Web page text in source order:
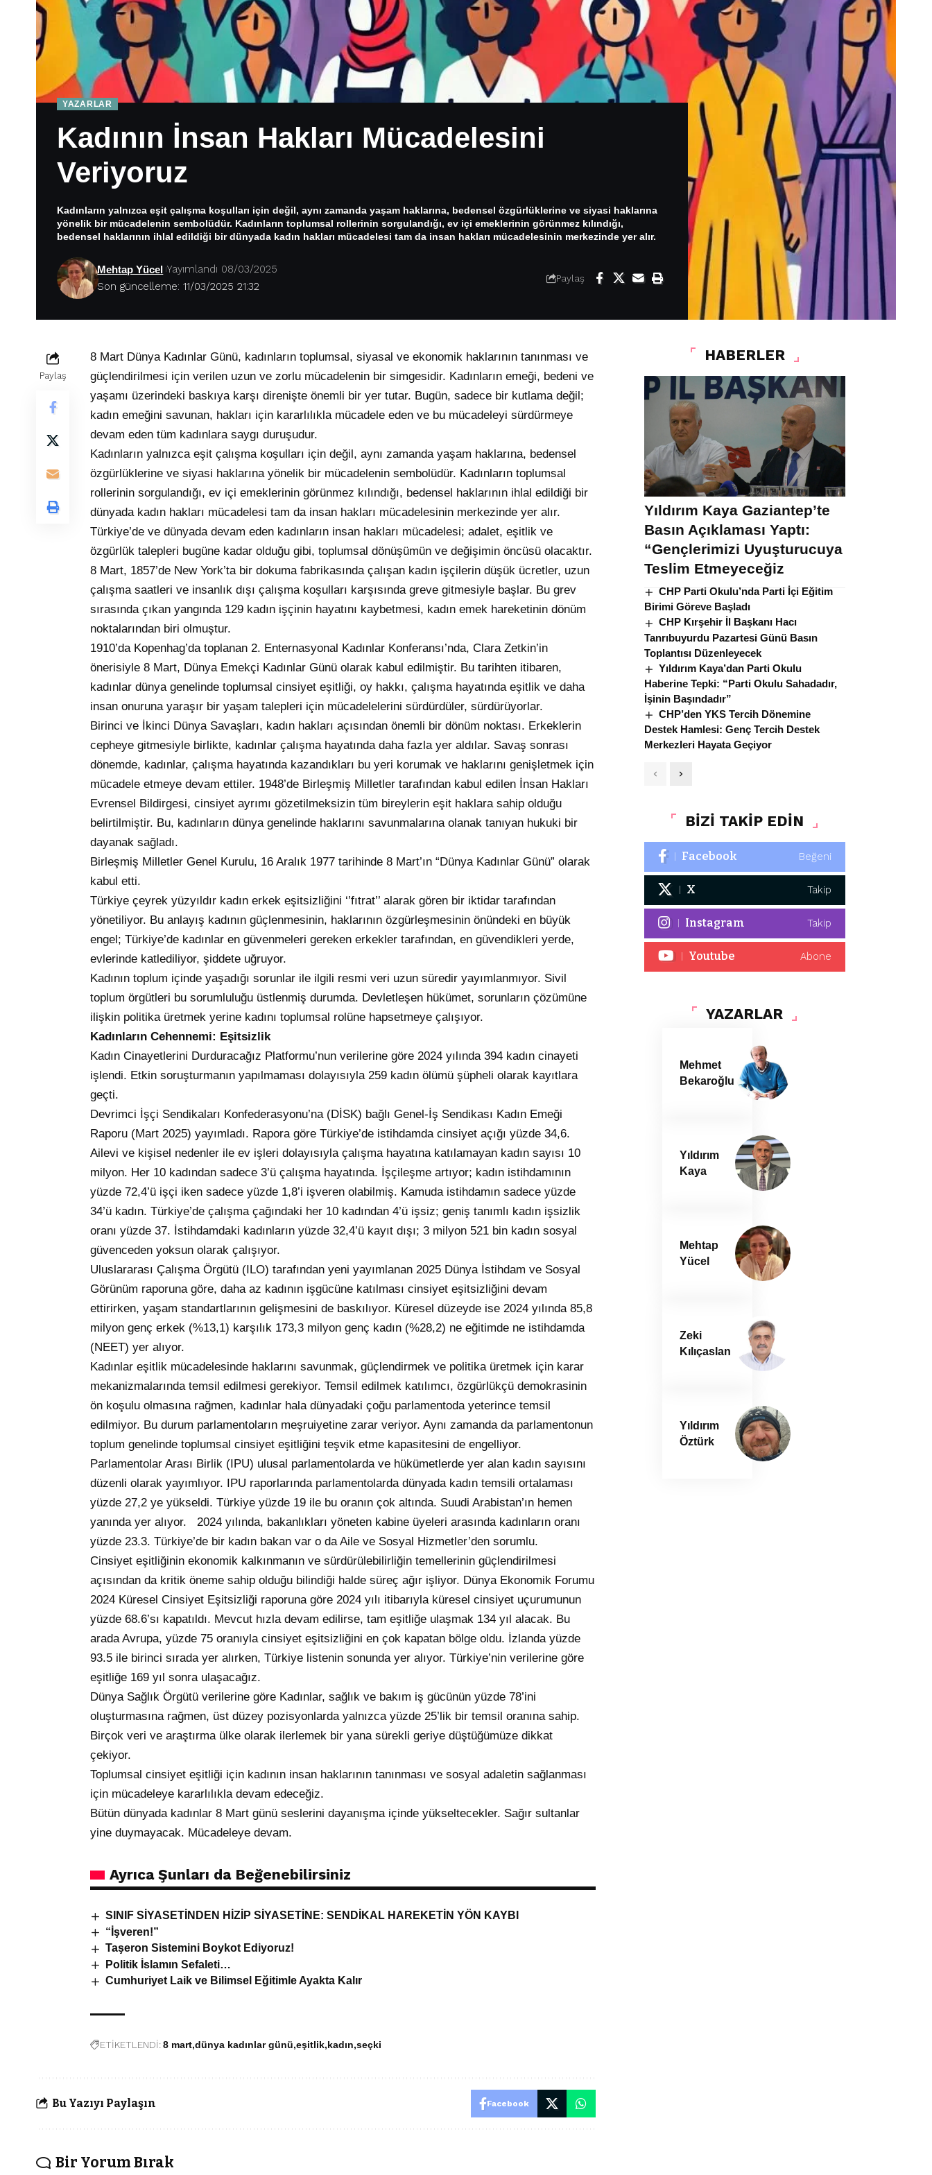
YAZARLAR
Kadının İnsan Hakları Mücadelesini
Veriyoruz
Kadınların yalnızca eşit çalışma koşulları için değil, aynı zamanda yaşam haklarına, bedensel özgürlüklerine ve siyasi haklarına
yönelik bir mücadelenin sembolüdür. Kadınların toplumsal rollerinin sorgulandığı, ev içi emeklerinin görünmez kılındığı,
bedensel haklarının ihlal edildiği bir dünyada kadın hakları mücadelesi tam da insan hakları mücadelesinin merkezinde yer alır.
Son güncelleme: 11/03/2025 21:32
Mehtap Yücel Yayımlandı 08/03/2025
Paylaş
Paylaş
8 Mart Dünya Kadınlar Günü, kadınların toplumsal, siyasal ve ekonomik haklarının tanınması ve
güçlendirilmesi için verilen uzun ve zorlu mücadelenin bir simgesidir. Kadınların emeği, bedeni ve
yaşamı üzerindeki baskıya karşı direnişte önemli bir yer tutar. Bugün, sadece bir kutlama değil;
kadın emeğini savunan, hakları için kararlılıkla mücadele eden ve bu mücadeleyi sürdürmeye
devam eden tüm kadınlara saygı duruşudur.
Kadınların yalnızca eşit çalışma koşulları için değil, aynı zamanda yaşam haklarına, bedensel
özgürlüklerine ve siyasi haklarına yönelik bir mücadelenin sembolüdür. Kadınların toplumsal
rollerinin sorgulandığı, ev içi emeklerinin görünmez kılındığı, bedensel haklarının ihlal edildiği bir
dünyada kadın hakları mücadelesi tam da insan hakları mücadelesinin merkezinde yer alır.
Türkiye’de ve dünyada devam eden kadınların insan hakları mücadelesi; adalet, eşitlik ve
özgürlük talepleri bugüne kadar olduğu gibi, toplumsal dönüşümün ve değişimin öncüsü olacaktır.
8 Mart, 1857’de New York’ta bir dokuma fabrikasında çalışan kadın işçilerin düşük ücretler, uzun
çalışma saatleri ve insanlık dışı çalışma koşulları karşısında greve gitmesiyle başlar. Bu grev
sırasında çıkan yangında 129 kadın işçinin hayatını kaybetmesi, kadın emek hareketinin dönüm
noktalarından biri olmuştur.
1910’da Kopenhag’da toplanan 2. Enternasyonal Kadınlar Konferansı’nda, Clara Zetkin’in
önerisiyle 8 Mart, Dünya Emekçi Kadınlar Günü olarak kabul edilmiştir. Bu tarihten itibaren,
kadınlar dünya genelinde toplumsal cinsiyet eşitliği, oy hakkı, çalışma hayatında eşitlik ve daha
insan onuruna yaraşır bir yaşam talepleri için mücadelelerini sürdürdüler, sürdürüyorlar.
Birinci ve İkinci Dünya Savaşları, kadın hakları açısından önemli bir dönüm noktası. Erkeklerin
cepheye gitmesiyle birlikte, kadınlar çalışma hayatında daha fazla yer aldılar. Savaş sonrası
dönemde, kadınlar, çalışma hayatında kazandıkları bu yeri korumak ve haklarını genişletmek için
mücadele etmeye devam ettiler. 1948’de Birleşmiş Milletler tarafından kabul edilen İnsan Hakları
Evrensel Bildirgesi, cinsiyet ayrımı gözetilmeksizin tüm bireylerin eşit haklara sahip olduğu
belirtilmiştir. Bu, kadınların dünya genelinde haklarını savunmalarına olanak tanıyan hukuki bir
dayanak sağladı.
Birleşmiş Milletler Genel Kurulu, 16 Aralık 1977 tarihinde 8 Mart’ın “Dünya Kadınlar Günü” olarak
kabul etti.
Türkiye çeyrek yüzyıldır kadın erkek eşitsizliğini ‘’fıtrat’’ alarak gören bir iktidar tarafından
yönetiliyor. Bu anlayış kadının güçlenmesinin, haklarının özgürleşmesinin önündeki en büyük
engel; Türkiye’de kadınlar en güvenmeleri gereken erkekler tarafından, en güvendikleri yerde,
evlerinde katlediliyor, şiddete uğruyor.
Kadının toplum içinde yaşadığı sorunlar ile ilgili resmi veri uzun süredir yayımlanmıyor. Sivil
toplum örgütleri bu sorumluluğu üstlenmiş durumda. Devletleşen hükümet, sorunların çözümüne
ilişkin politika üretmek yerine kadını toplumsal rolüne hapsetmeye çalışıyor.
Kadınların Cehennemi: Eşitsizlik
Kadın Cinayetlerini Durduracağız Platformu’nun verilerine göre 2024 yılında 394 kadın cinayeti
işlendi. Etkin soruşturmanın yapılmaması dolayısıyla 259 kadın ölümü şüpheli olarak kayıtlara
geçti.
Devrimci İşçi Sendikaları Konfederasyonu’na (DİSK) bağlı Genel-İş Sendikası Kadın Emeği
Raporu (Mart 2025) yayımladı. Rapora göre Türkiye’de istihdamda cinsiyet açığı yüzde 34,6.
Ailevi ve kişisel nedenler ile ev işleri dolayısıyla çalışma hayatına katılamayan kadın sayısı 10
milyon. Her 10 kadından sadece 3’ü çalışma hayatında. İşçileşme artıyor; kadın istihdamının
yüzde 72,4’ü işçi iken sadece yüzde 1,8’i işveren olabilmiş. Kamuda istihdamın sadece yüzde
34’ü kadın. Türkiye’de çalışma çağındaki her 10 kadından 4’ü işsiz; geniş tanımlı kadın işsizlik
oranı yüzde 37. İstihdamdaki kadınların yüzde 32,4’ü kayıt dışı; 3 milyon 521 bin kadın sosyal
güvenceden yoksun olarak çalışıyor.
Uluslararası Çalışma Örgütü (ILO) tarafından yeni yayımlanan 2025 Dünya İstihdam ve Sosyal
Görünüm raporuna göre, daha az kadının işgücüne katılması cinsiyet eşitsizliğini devam
ettirirken, yaşam standartlarının gelişmesini de baskılıyor. Küresel düzeyde ise 2024 yılında 85,8
milyon genç erkek (%13,1) karşılık 173,3 milyon genç kadın (%28,2) ne eğitimde ne istihdamda
(NEET) yer alıyor.
Kadınlar eşitlik mücadelesinde haklarını savunmak, güçlendirmek ve politika üretmek için karar
mekanizmalarında temsil edilmesi gerekiyor. Temsil edilmek katılımcı, özgürlükçü demokrasinin
ön koşulu olmasına rağmen, kadınlar hala dünyadaki çoğu parlamentoda yeterince temsil
edilmiyor. Bu durum parlamentoların meşruiyetine zarar veriyor. Aynı zamanda da parlamentonun
toplum genelinde toplumsal cinsiyet eşitliğini teşvik etme kapasitesini de engelliyor.
Parlamentolar Arası Birlik (IPU) ulusal parlamentolarda ve hükümetlerde yer alan kadın sayısını
düzenli olarak yayımlıyor. IPU raporlarında parlamentolarda dünyada kadın temsili ortalaması
yüzde 27,2 ye yükseldi. Türkiye yüzde 19 ile bu oranın çok altında. Suudi Arabistan’ın hemen
yanında yer alıyor. 2024 yılında, bakanlıkları yöneten kabine üyeleri arasında kadınların oranı
yüzde 23.3. Türkiye’de bir kadın bakan var o da Aile ve Sosyal Hizmetler’den sorumlu.
Cinsiyet eşitliğinin ekonomik kalkınmanın ve sürdürülebilirliğin temellerinin güçlendirilmesi
açısından da kritik öneme sahip olduğu bilindiği halde süreç ağır işliyor. Dünya Ekonomik Forumu
2024 Küresel Cinsiyet Eşitsizliği raporuna göre 2024 yılı itibarıyla küresel cinsiyet uçurumunun
yüzde 68.6’sı kapatıldı. Mevcut hızla devam edilirse, tam eşitliğe ulaşmak 134 yıl alacak. Bu
arada Avrupa, yüzde 75 oranıyla cinsiyet eşitsizliğini en çok kapatan bölge oldu. İzlanda yüzde
93.5 ile birinci sırada yer alırken, Türkiye listenin sonunda yer alıyor. Türkiye’nin verilerine göre
eşitliğe 169 yıl sonra ulaşacağız.
Dünya Sağlık Örgütü verilerine göre Kadınlar, sağlık ve bakım iş gücünün yüzde 78’ini
oluşturmasına rağmen, üst düzey pozisyonlarda yalnızca yüzde 25’lik bir temsil oranına sahip.
Birçok veri ve araştırma ülke olarak ilerlemek bir yana sürekli geriye düştüğümüze dikkat
çekiyor.
Toplumsal cinsiyet eşitliği için kadının insan haklarının tanınması ve sosyal adaletin sağlanması
için mücadeleye kararlılıkla devam edeceğiz.
Bütün dünyada kadınlar 8 Mart günü seslerini dayanışma içinde yükseltecekler. Sağır sultanlar
yine duymayacak. Mücadeleye devam.
Ayrıca Şunları da Beğenebilirsiniz
SINIF SİYASETİNDEN HİZİP SİYASETİNE: SENDİKAL HAREKETİN YÖN KAYBI
“İşveren!”
Taşeron Sistemini Boykot Ediyoruz!
Politik İslamın Sefaleti…
Cumhuriyet Laik ve Bilimsel Eğitimle Ayakta Kalır
ETİKETLENDİ:8 mart dünya kadınlar günü eşitlik kadın seçki
Bu Yazıyı Paylaşın Facebook
Bir Yorum Bırak
HABERLER
Yıldırım Kaya Gaziantep’te
Basın Açıklaması Yaptı:
“Gençlerimizi Uyuşturucuya
Teslim Etmeyeceğiz
CHP Parti Okulu’nda Parti İçi Eğitim
Birimi Göreve Başladı
CHP Kırşehir İl Başkanı Hacı
Tanrıbuyurdu Pazartesi Günü Basın
Toplantısı Düzenleyecek
Yıldırım Kaya’dan Parti Okulu
Haberine Tepki: “Parti Okulu Sahadadır,
İşinin Başındadır”
CHP’den YKS Tercih Dönemine
Destek Hamlesi: Genç Tercih Destek
Merkezleri Hayata Geçiyor
BİZİ TAKİP EDİN
Facebook Beğeni
X Takip
Instagram Takip
Youtube Abone
YAZARLAR
Mehmet
Bekaroğlu
Yıldırım
Kaya
Mehtap
Yücel
Zeki
Kılıçaslan
Yıldırım
Öztürk